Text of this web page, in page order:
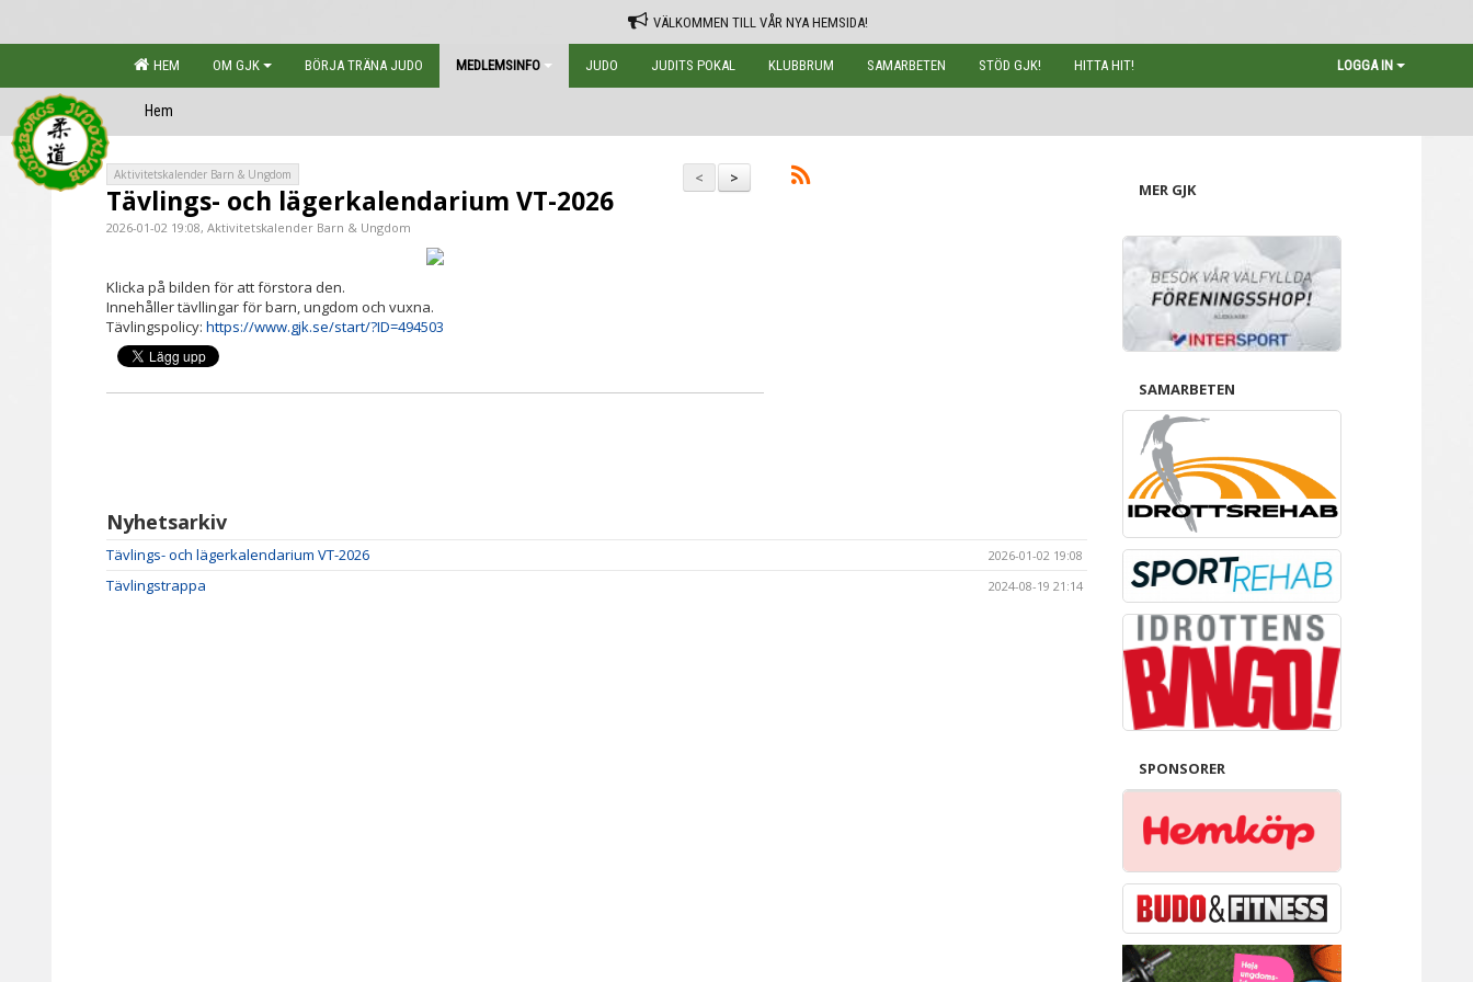
VÄLKOMMEN TILL VÅR NYA HEMSIDA!
HEM OM GJK BÖRJA TRÄNA JUDO MEDLEMSINFO JUDO JUDITS POKAL KLUBBRUM SAMARBETEN STÖD GJK! HITTA HIT! LOGGA IN
Hem
>
<
Aktivitetskalender Barn & Ungdom
Tävlings- och lägerkalendarium VT-2026
2026-01-02 19:08, Aktivitetskalender Barn & Ungdom
Klicka på bilden för att förstora den.
Innehåller tävllingar för barn, ungdom och vuxna.
Tävlingspolicy: https://www.gjk.se/start/?ID=494503
Nyhetsarkiv
Tävlings- och lägerkalendarium VT-2026 2026-01-02 19:08
Tävlingstrappa 2024-08-19 21:14
MER GJK
SAMARBETEN
SPONSORER